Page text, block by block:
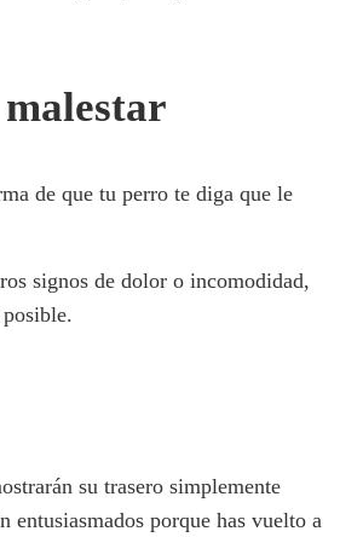
malestar
de que tu perro te diga que le
signos de dolor o incomodidad,
su trasero simplemente
entusiasmados porque has vuelto a